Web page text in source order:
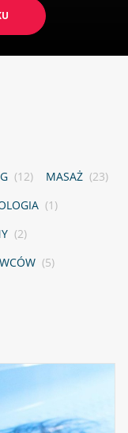
(12) MASAŻ (23)
(1)
(2)
(5)